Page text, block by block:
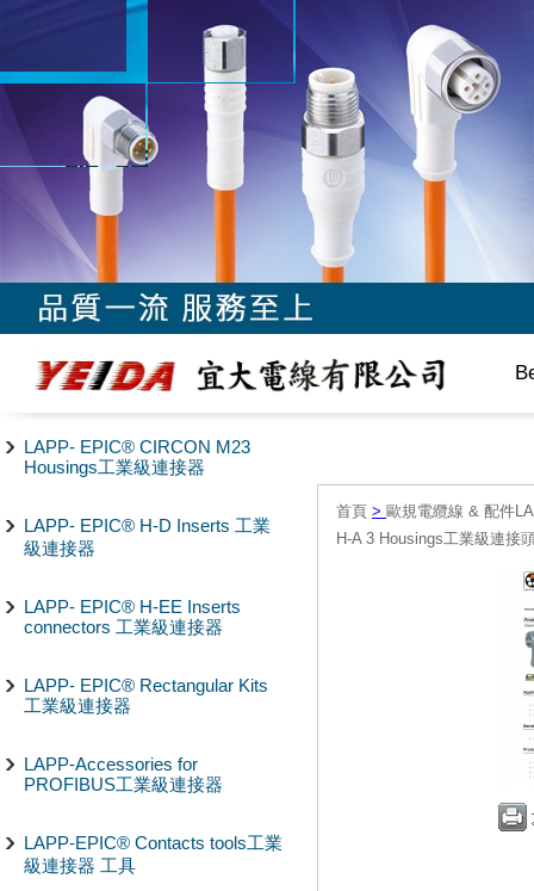
LAPP- EPIC® CIRCON M23
Housings工業級連接器
LAPP- EPIC® H-D Inserts 工業
級連接器
LAPP- EPIC® H-EE Inserts
connectors 工業級連接器
LAPP- EPIC® Rectangular Kits
工業級連接器
LAPP-Accessories for
PROFIBUS工業級連接器
LAPP-EPIC® Contacts tools工業
級連接器 工具
首頁 > 歐規電纜線 & 配件
H-A 3 Housings工業級連接